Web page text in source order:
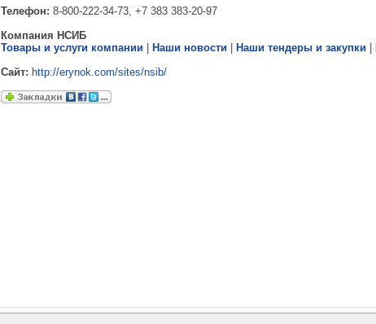
Телефон: 8-800-222-34-73, +7 383 383-20-97
Компания НСИБ
Товары и услуги компании
Наши новости Наши тендеры и закупки
Сайт: http://erynok.com/sites/nsib/